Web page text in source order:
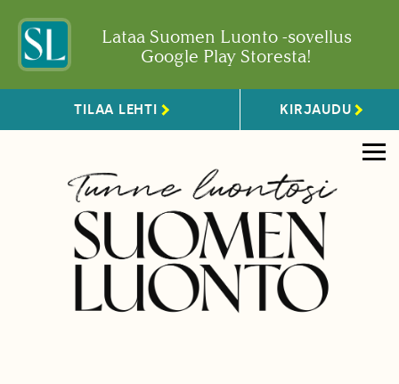
Lataa Suomen Luonto -sovellus
Google Play Storesta!
TILAA LEHTI KIRJAUDU